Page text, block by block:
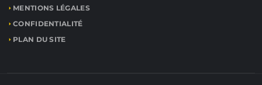
MENTIONS LÉGALES
CONFIDENTIALITÉ
PLAN DU SITE